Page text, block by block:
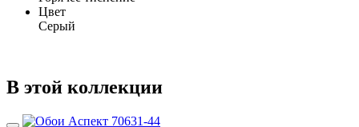
Цвет
Серый
В этой коллекции